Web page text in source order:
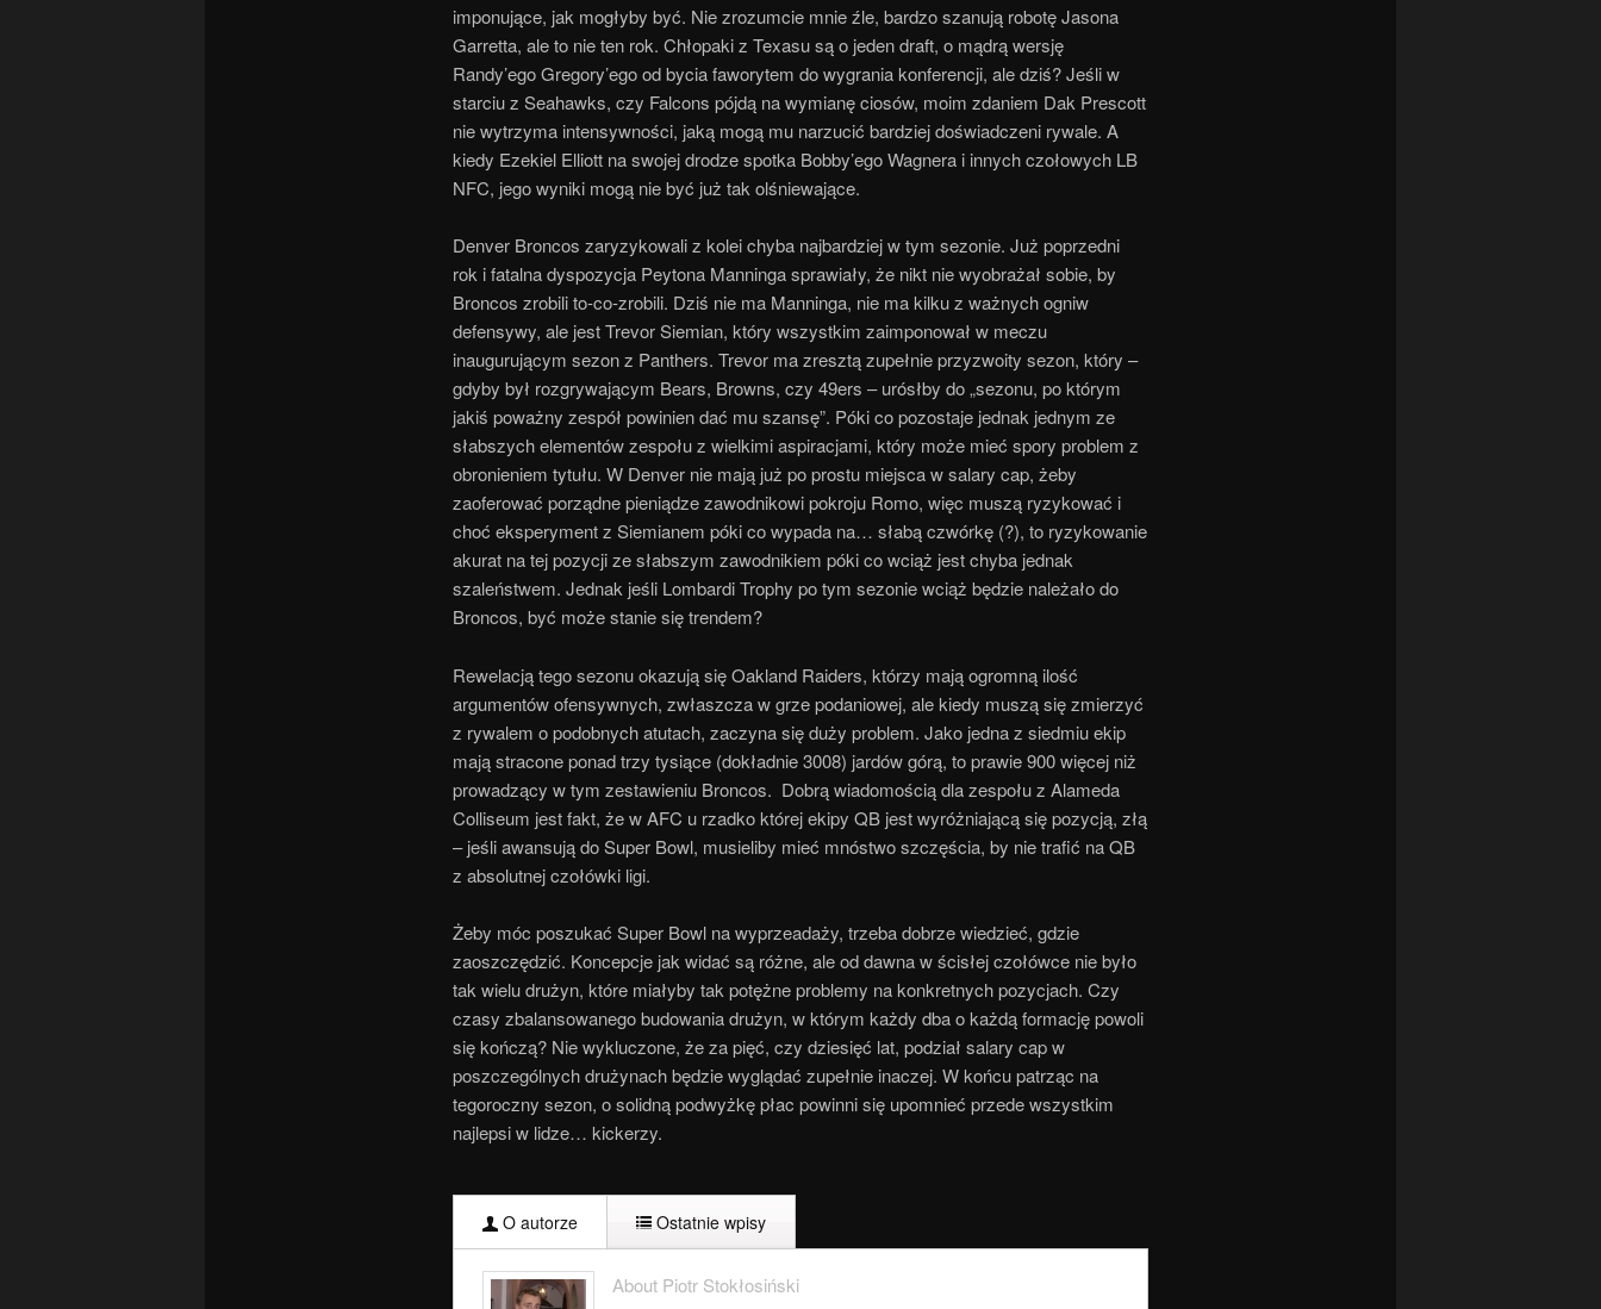
imponujące, jak mogłyby być. Nie zrozumcie mnie źle, bardzo szanują robotę Jasona
Garretta, ale to nie ten rok. Chłopaki z Texasu są o jeden draft, o mądrą wersję
Randy’ego Gregory’ego od bycia faworytem do wygrania konferencji, ale dziś? Jeśli w
starciu z Seahawks, czy Falcons pójdą na wymianę ciosów, moim zdaniem Dak Prescott
nie wytrzyma intensywności, jaką mogą mu narzucić bardziej doświadczeni rywale. A
kiedy Ezekiel Elliott na swojej drodze spotka Bobby’ego Wagnera i innych czołowych LB
NFC, jego wyniki mogą nie być już tak olśniewające.
Denver Broncos zaryzykowali z kolei chyba najbardziej w tym sezonie. Już poprzedni
rok i fatalna dyspozycja Peytona Manninga sprawiały, że nikt nie wyobrażał sobie, by
Broncos zrobili to-co-zrobili. Dziś nie ma Manninga, nie ma kilku z ważnych ogniw
defensywy, ale jest Trevor Siemian, który wszystkim zaimponował w meczu
inaugurującym sezon z Panthers. Trevor ma zresztą zupełnie przyzwoity sezon, który –
gdyby był rozgrywającym Bears, Browns, czy 49ers – urósłby do „sezonu, po którym
jakiś poważny zespół powinien dać mu szansę”. Póki co pozostaje jednak jednym ze
słabszych elementów zespołu z wielkimi aspiracjami, który może mieć spory problem z
obronieniem tytułu. W Denver nie mają już po prostu miejsca w salary cap, żeby
zaoferować porządne pieniądze zawodnikowi pokroju Romo, więc muszą ryzykować i
choć eksperyment z Siemianem póki co wypada na… słabą czwórkę (?), to ryzykowanie
akurat na tej pozycji ze słabszym zawodnikiem póki co wciąż jest chyba jednak
szaleństwem. Jednak jeśli Lombardi Trophy po tym sezonie wciąż będzie należało do
Broncos, być może stanie się trendem?
Rewelacją tego sezonu okazują się Oakland Raiders, którzy mają ogromną ilość
argumentów ofensywnych, zwłaszcza w grze podaniowej, ale kiedy muszą się zmierzyć
z rywalem o podobnych atutach, zaczyna się duży problem. Jako jedna z siedmiu ekip
mają stracone ponad trzy tysiące (dokładnie 3008) jardów górą, to prawie 900 więcej niż
prowadzący w tym zestawieniu Broncos. Dobrą wiadomością dla zespołu z Alameda
Colliseum jest fakt, że w AFC u rzadko której ekipy QB jest wyróżniającą się pozycją, złą
– jeśli awansują do Super Bowl, musieliby mieć mnóstwo szczęścia, by nie trafić na QB
z absolutnej czołówki ligi.
Żeby móc poszukać Super Bowl na wyprzeadaży, trzeba dobrze wiedzieć, gdzie
zaoszczędzić. Koncepcje jak widać są różne, ale od dawna w ścisłej czołówce nie było
tak wielu drużyn, które miałyby tak potężne problemy na konkretnych pozycjach. Czy
czasy zbalansowanego budowania drużyn, w którym każdy dba o każdą formację powoli
się kończą? Nie wykluczone, że za pięć, czy dziesięć lat, podział salary cap w
poszczególnych drużynach będzie wyglądać zupełnie inaczej. W końcu patrząc na
tegoroczny sezon, o solidną podwyżkę płac powinni się upomnieć przede wszystkim
najlepsi w lidze… kickerzy.
O autorze Ostatnie wpisy
About Piotr Stokłosiński